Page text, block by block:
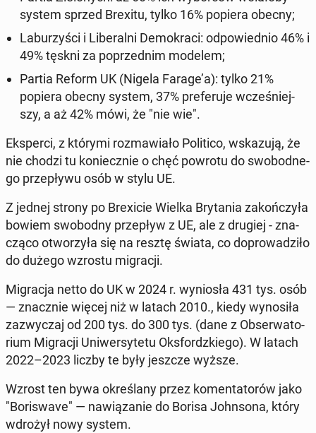
system sprzed Brexitu, tylko 16% popiera obecny;
La­bu­rzy­ści i Li­be­ral­ni De­mo­kra­ci: od­po­wied­nio 46% i
49% tęskni za po­przed­nim modelem;
Partia Reform UK (Nigela Farage’a): tylko 21%
popiera obecny system, 37% pre­fe­ru­je wcze­śniej­
szy, a aż 42% mówi, że "nie wie".
Eks­per­ci, z którymi roz­ma­wia­ło Po­li­ti­co, wska­zu­ją, że
nie chodzi tu ko­niecz­nie o chęć powrotu do swo­bod­ne­
go prze­pły­wu osób w stylu UE.
Z jednej strony po Bre­xi­cie Wielka Bry­ta­nia za­koń­czy­ła
bowiem swo­bod­ny prze­pływ z UE, ale z drugiej - zna­
czą­co otwo­rzy­ła się na resztę świata, co do­pro­wa­dzi­ło
do dużego wzrostu mi­gra­cji.
Mi­gra­cja netto do UK w 2024 r. wy­nio­sła 431 tys. osób
— znacz­nie więcej niż w latach 2010., kiedy wy­no­si­ła
za­zwy­czaj od 200 tys. do 300 tys. (dane z Ob­ser­wa­to­
rium Mi­gra­cji Uni­wer­sy­te­tu Oks­fordz­kie­go). W latach
2022–2023 liczby te były jeszcze wyższe.
Wzrost ten bywa okre­śla­ny przez ko­men­ta­to­rów jako
"Bo­ri­swa­ve" — na­wią­za­nie do Borisa John­so­na, który
wdrożył nowy system.